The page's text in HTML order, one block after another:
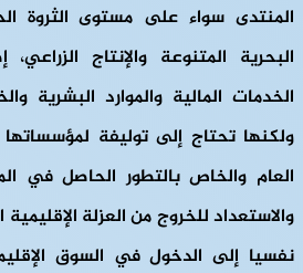
المنتدى سواء على مستوى الثروة
البحرية المتنوعة والإنتاج
الخدمات المالية والموارد البشرية
ولكنها تحتاج إلى توليفة
العام والخاص بالتطور الحاصل في
والاستعداد للخروج من العزلة
نفسيا إلى الدخول في السوق